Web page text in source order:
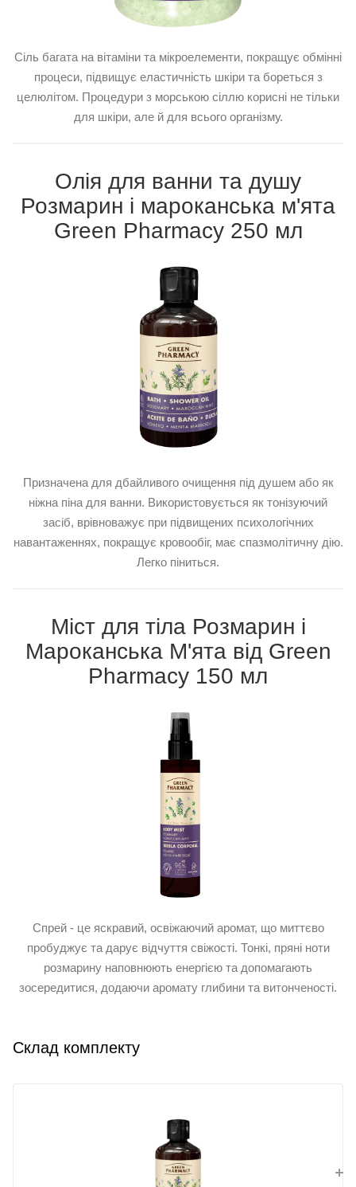
Сіль багата на вітаміни та мікроелементи, покращує обмінні
процеси, підвищує еластичність шкіри та бореться з
целюлітом. Процедури з морською сіллю корисні не тільки
для шкіри, але й для всього організму.
Олія для ванни та душу
Розмарин і мароканська м'ята
Green Pharmacy 250 мл
Призначена для дбайливого очищення під душем або як
ніжна піна для ванни. Використовується як тонізуючий
засіб, врівноважує при підвищених психологічних
навантаженнях, покращує кровообіг, має спазмолітичну дію.
Легко піниться.
Міст для тіла Розмарин і
Мароканська М'ята від Green
Pharmacy 150 мл
Спрей - це яскравий, освіжаючий аромат, що миттєво
пробуджує та дарує відчуття свіжості. Тонкі, пряні ноти
розмарину наповнюють енергією та допомагають
зосередитися, додаючи аромату глибини та витонченості.
Склад комплекту